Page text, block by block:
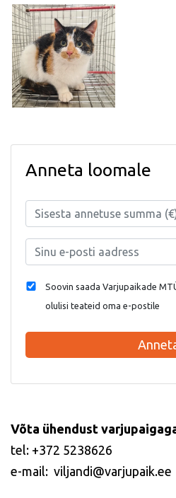
Anneta loomale
Soovin saada Varjupaikade
olulisi teateid oma e-postile
Võta ühendust
tel: +372 5238626
e-mail: viljandi@varjupaik.ee